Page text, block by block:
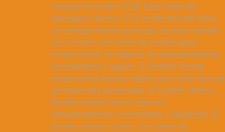
transporte oculto CCW. Esta bolsa de
mensajero táctico UTG multifuncional tiene
un compartimento principal de buen tamaño
con cordón con cierre de cordón para
proporcionar un espacio de almacenamiento
considerable y seguro. El bolsillo frontal
proporciona acceso rápido para todo tipo de
pertenencias personales. El bolsillo interior
Bolsillo lateral interior para un
almacenamiento conveniente y separado. El
bolsillo trasero oculto con cierre de